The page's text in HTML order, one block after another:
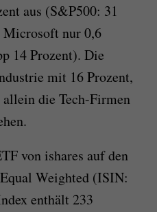
aus (S&P500: 31
Microsoft nur 0,6
14 Prozent). Die
mit 16 Prozent,
die Tech-Firmen
von ishares auf den
Weighted (ISIN:
enthält 233